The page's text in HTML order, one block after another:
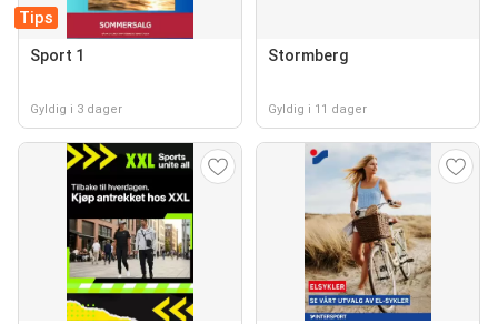
Tips
Sport 1
Gyldig i 3 dager
Stormberg
Gyldig i 11 dager